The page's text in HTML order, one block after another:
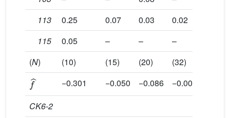
113
0.25 0.07 0.03 0.02
115
0.05 – – –
(N) (10) (15) (20) (32)
fˆ −0.301 −0.050 −0.086 −0.008
CK6-2